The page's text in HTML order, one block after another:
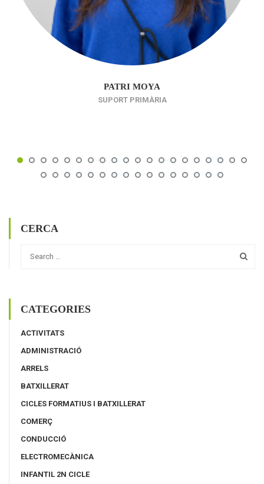
PATRI MOYA
SUPORT PRIMÀRIA
CERCA
CATEGORIES
ACTIVITATS
ADMINISTRACIÓ
ARRELS
BATXILLERAT
CICLES FORMATIUS I BATXILLERAT
COMERÇ
CONDUCCIÓ
ELECTROMECÀNICA
INFANTIL 2N CICLE